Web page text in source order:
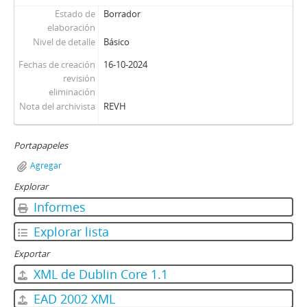
01632 - Revista Ercilla. Año XXXII, N° 1632
01634 - Revista Ercilla. Año XXXII, N° 1634
01635 - Revista Ercilla. Año XXXII, N° 1635
01636 - Revista Ercilla. Año XXXII, N° 1636
01637 - Revista Ercilla. Año XXXII, N° 1637
01638 - Revista Ercilla. Año XXXII, N° 1638
01644 - Revista Ercilla. Año XXXII, N° 1644
01645 - Revista Ercilla. Año XXXII, N° 1645
01646 - Revista Ercilla. Año XXXII, N° 1646
01648 - Revista Ercilla. Año XXXII, N° 1648
01649 - Revista Ercilla. Año XXXII, N° 1649
01650 - Revista Ercilla. Año XXXIII, N° 1650
Estado de
elaboración
Borrador
Nivel de detalle
Básico
Fechas de creación
revisión
eliminación
16-10-2024
Nota del archivista REVH
Portapapeles
Agregar
Explorar
Informes
Explorar lista
Exportar
XML de Dublin Core 1.1
EAD 2002 XML